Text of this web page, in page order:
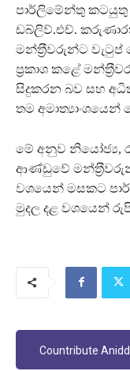
පාර්ලිමේන්තු කටයුතු
ඩබ්ලිව්.එච්.
මන්ත‍්‍රීවරුන්ට වැටුප්
ප‍්‍රකාශ කළේ
සිදුකරන බව සහ
තම අමාත්‍යාංශයෙන්
මේ අනුව නියෝජ්‍ය,
ආණ්ඩුවේ
වශයෙන් මසකට
මුදල දළ වශයෙන්
Countribute